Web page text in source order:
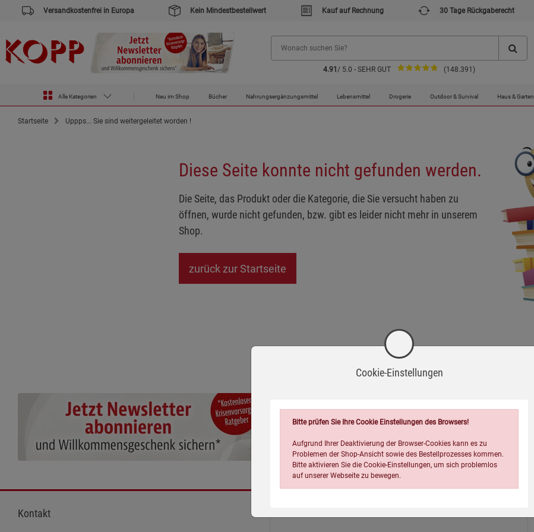
Versandkostenfrei in Europa Kein Mindestbestellwert Kauf auf Rechnung 30 Tage Rückgaberecht
4.91 / 5.0 - SEHR GUT (148.391)
Alle Kategorien Neu im Shop Bücher Nahrungsergänzungsmittel Lebensmittel Drogerie Outdoor & Survival Haus & Garten
Startseite Uppps... Sie sind weitergeleitet worden !
Diese Seite konnte nicht gefunden werden.
Die Seite, das Produkt oder die Kategorie, die Sie versucht haben zu
öffnen, wurde nicht gefunden, bzw. gibt es leider nicht mehr in unserem
Shop.
zurück zur Startseite
Kontakt
Cookie-Einstellungen
Bitte prüfen Sie Ihre Cookie Einstellungen des Browsers!
Aufgrund Ihrer Deaktivierung der Browser-Cookies kann es zu
Problemen der Shop-Ansicht sowie des Bestellprozesses kommen.
Bitte aktivieren Sie die Cookie-Einstellungen, um sich problemlos
auf unserer Webseite zu bewegen.